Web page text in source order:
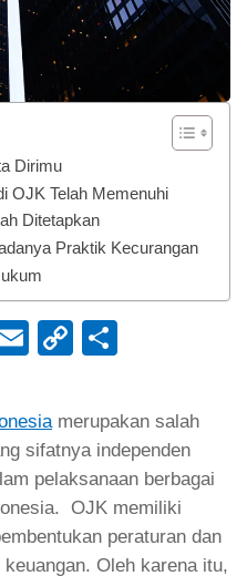
Dirimu
OJK Telah Memenuhi
Ditetapkan
Praktik Kecurangan
LineEmailCopy
merupakan salah
sifatnya independen
pelaksanaan berbagai
OJK memiliki
peraturan dan
Oleh karena itu,